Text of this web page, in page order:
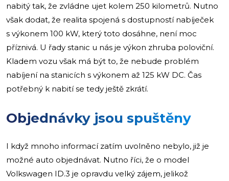
nabitý tak, že zvládne ujet kolem 250 kilometrů. Nutno
však dodat, že realita spojená s dostupností nabíječek
s výkonem 100 kW, který toto dosáhne, není moc
příznivá. U řady stanic u nás je výkon zhruba poloviční.
Kladem vozu však má být to, že nebude problém
nabíjení na stanicích s výkonem až 125 kW DC. Čas
potřebný k nabití se tedy ještě zkrátí.
Objednávky jsou spuštěny
I když mnoho informací zatím uvolněno nebylo, již je
možné auto objednávat. Nutno říci, že o model
Volkswagen ID.3 je opravdu velký zájem, jelikož